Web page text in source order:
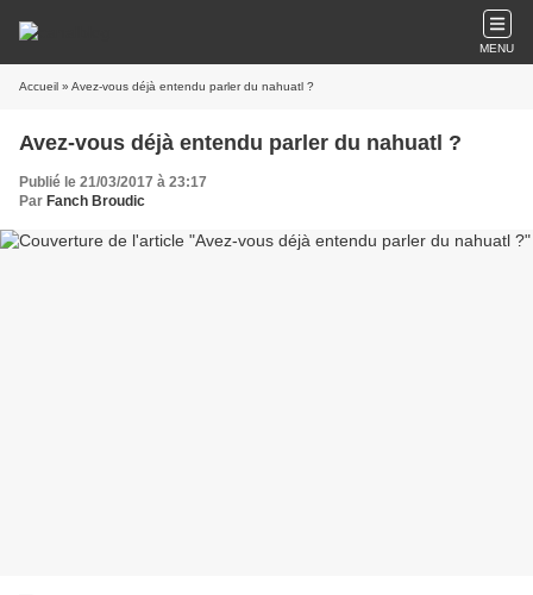
MENU
Accueil » Avez-vous déjà entendu parler du nahuatl ?
Avez-vous déjà entendu parler du nahuatl ?
Publié le 21/03/2017 à 23:17
Par Fanch Broudic